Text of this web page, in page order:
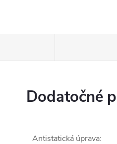
Dodatočné
Antistatická úprava: